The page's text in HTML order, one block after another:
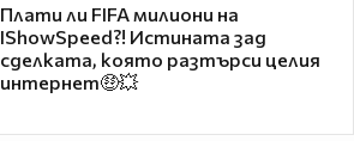
Плати ли FIFA милиони на
IShowSpeed?! Истината зад
сделката, която разтърси целия
интернет🤑💥